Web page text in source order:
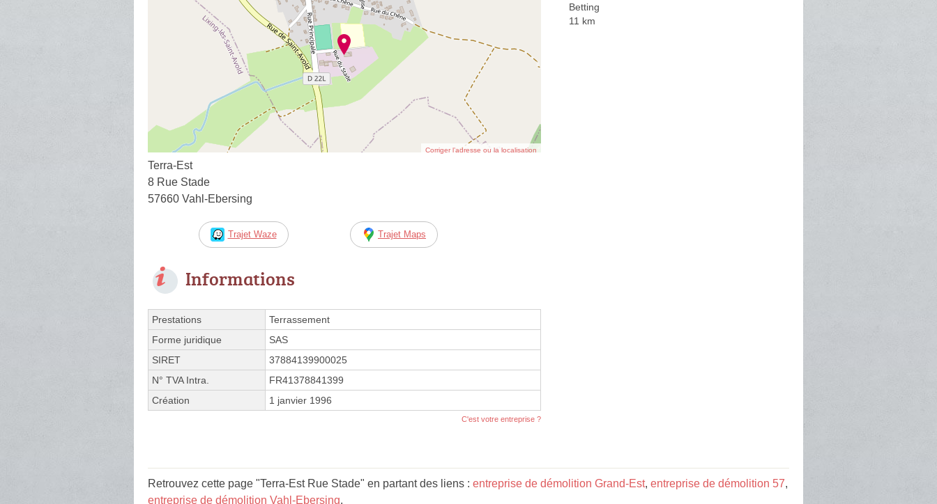
Corriger l’adresse ou la localisation
Terra-Est
8 Rue Stade
57660 Vahl-Ebersing
Trajet Waze Trajet Maps
Informations
Prestations
Terrassement
Forme juridique
SAS
SIRET
37884139900025
N° TVA Intra.
FR41378841399
Création
1 janvier 1996
C'est votre entreprise ?
Betting
11 km
Retrouvez cette page "Terra-Est Rue Stade" en partant des liens : entreprise de démolition Grand-Est, entreprise de démolition 57,
entreprise de démolition Vahl-Ebersing.